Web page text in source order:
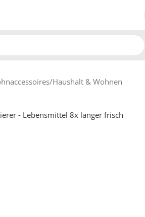
/Haushalt & Wohnen